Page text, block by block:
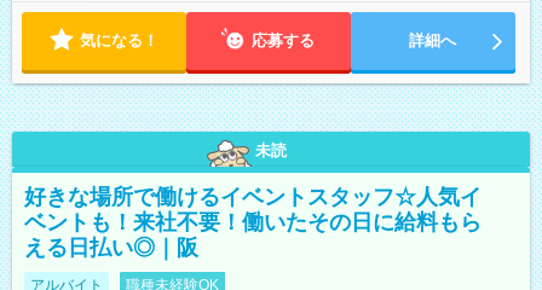
気になる！ 応募する 詳細へ
未読
好きな場所で働けるイベントスタッフ☆人気イ
ベントも！来社不要！働いたその日に給料もら
える日払い◎｜阪
アルバイト 職種未経験OK